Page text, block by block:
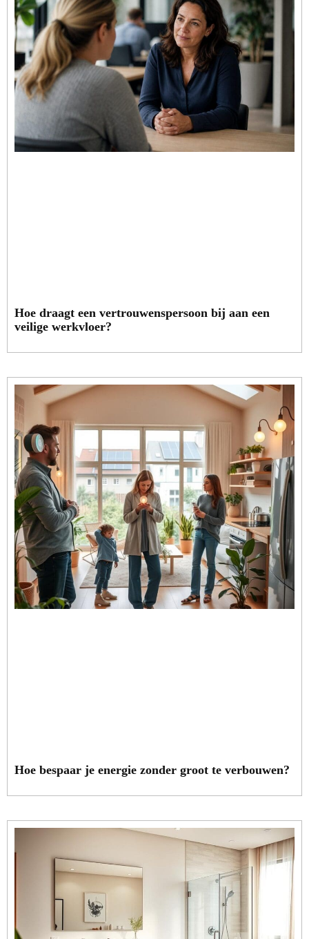
Hoe draagt een vertrouwenspersoon bij aan een
veilige werkvloer?
Hoe bespaar je energie zonder groot te verbouwen?